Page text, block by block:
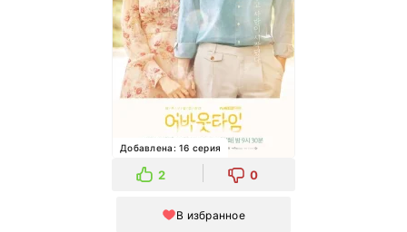
Добавлена: 16 серия
2 0
В избранное